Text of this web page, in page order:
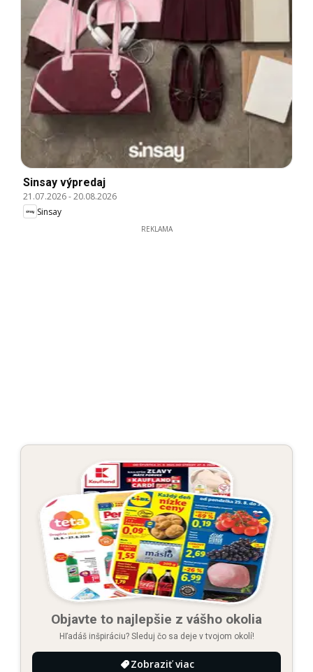
Sinsay výpredaj
21.07.2026-20.08.2026
Sinsay
REKLAMA
Objavte to najlepšie z vášho okolia
Hľadáš inšpiráciu? Sleduj čo sa deje v tvojom okolí!
Zobraziť viac